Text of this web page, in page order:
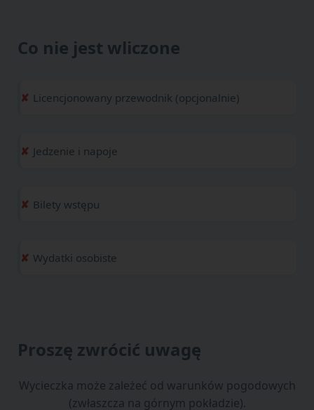
Co nie jest wliczone
Licencjonowany przewodnik (opcjonalnie)
Jedzenie i napoje
Bilety wstępu
Wydatki osobiste
Proszę zwrócić uwagę
Wycieczka może zależeć od warunków pogodowych
(zwłaszcza na górnym pokładzie).